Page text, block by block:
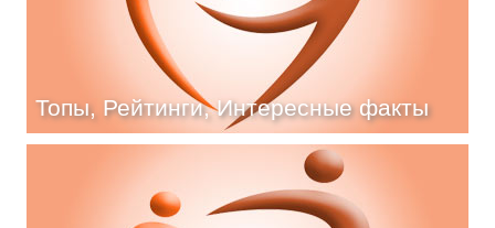
Топы, Рейтинги, Интересные факты